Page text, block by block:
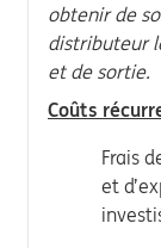
obtenir de
distributeur
et de sortie.
Coûts
Frais
et